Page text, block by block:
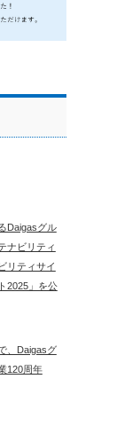
Daigasグル
ナビリティ
リティサイ
2025」を公
、Daigasグ
120周年